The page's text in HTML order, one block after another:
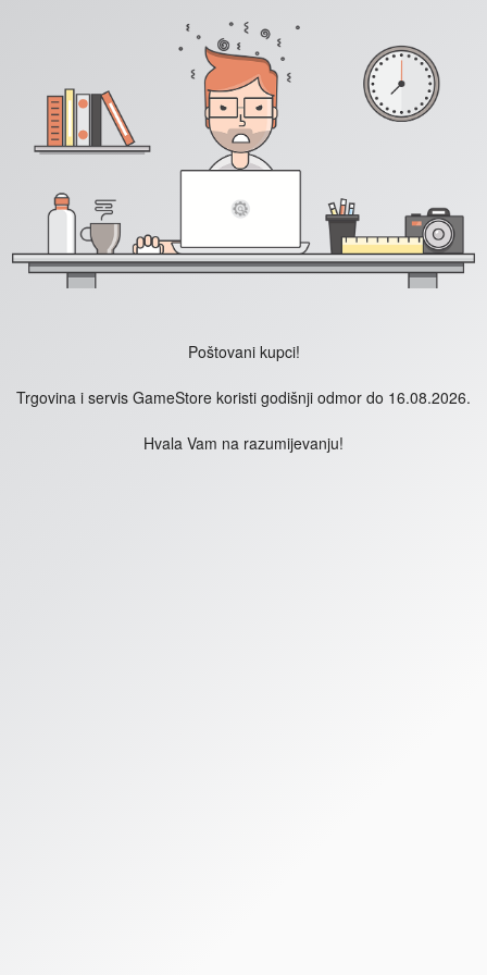
Poštovani kupci!
Trgovina i servis GameStore koristi godišnji odmor do 16.08.2026.
Hvala Vam na razumijevanju!